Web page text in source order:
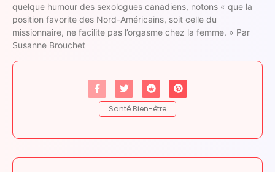
quelque humour des sexologues canadiens, notons « que la
position favorite des Nord-Américains, soit celle du
missionnaire, ne facilite pas l’orgasme chez la femme. » Par
Susanne Brouchet
Santé Bien-être